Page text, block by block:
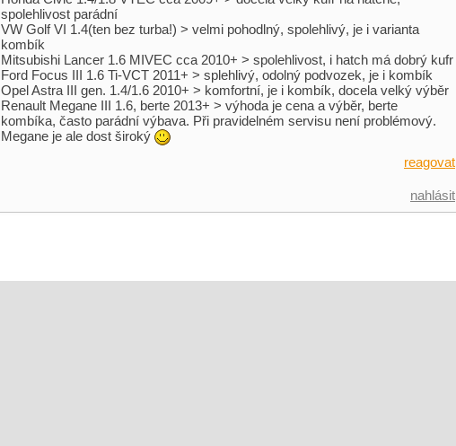
spolehlivost parádní
VW Golf VI 1.4(ten bez turba!) > velmi pohodlný, spolehlivý, je i varianta
kombík
Mitsubishi Lancer 1.6 MIVEC cca 2010+ > spolehlivost, i hatch má dobrý kufr
Ford Focus III 1.6 Ti-VCT 2011+ > splehlivý, odolný podvozek, je i kombík
Opel Astra III gen. 1.4/1.6 2010+ > komfortní, je i kombík, docela velký výběr
Renault Megane III 1.6, berte 2013+ > výhoda je cena a výběr, berte
kombíka, často parádní výbava. Při pravidelném servisu není problémový.
Megane je ale dost široký
reagovat
nahlásit